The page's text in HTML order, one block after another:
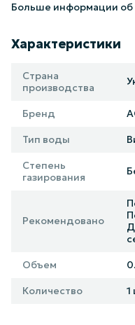
Больше информации об
Характеристики
Страна
производства
Бренд
Тип воды
Степень
газирования
Рекомендовано
Объем
Количество 1